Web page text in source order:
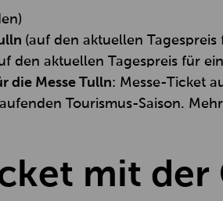
(auf den aktuellen
den aktuellen Tagespreis für
die Messe Tulln: Messe-Ticket
Tourismus-Saison.
mit der